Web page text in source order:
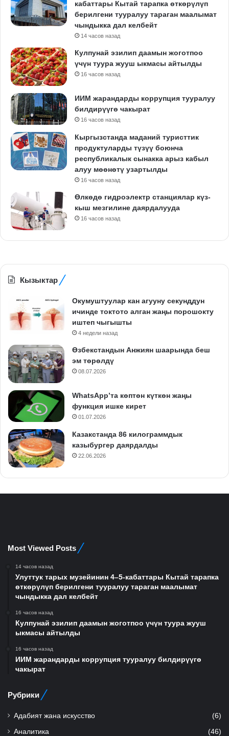
кабаттары Кытай тарапка өткөрүлүп
берилгени тууралуу тараган маалымат
чындыкка дал келбейт
14 часов назад
Кулпунай эзилип даамын жоготпоо
үчүн туура жууш ыкмасы айтылды
16 часов назад
ИИМ жарандарды коррупция тууралуу
билдирүүгө чакырат
16 часов назад
Кыргызстанда маданий туристтик
продуктуларды түзүү боюнча
республикалык сынакка арыз кабыл
алуу мөөнөтү узартылды
16 часов назад
Өлкөдө гидроэлектр станциялар күз-
кыш мезгилине даярдалууда
16 часов назад
Кызыктар
Окумуштуулар кан агууну секунддун
ичинде токтото алган жаңы порошокту
иштеп чыгышты
4 недели назад
Өзбекстандын Анжиян шаарында беш
эм төрөлдү
08.07.2026
WhatsApp’та көптөн күткөн жаңы
функция ишке кирет
01.07.2026
Казакстанда 86 килограммдык
казыбургер даярдалды
22.06.2026
Most Viewed Posts
14 часов назад
Улуттук тарых музейинин 4–5-кабаттары Кытай тарапка
өткөрүлүп берилгени тууралуу тараган маалымат
чындыкка дал келбейт
16 часов назад
Кулпунай эзилип даамын жоготпоо үчүн туура жууш
ыкмасы айтылды
16 часов назад
ИИМ жарандарды коррупция тууралуу билдирүүгө
чакырат
Рубрики
Адабият жана искусство (6)
Аналитика (46)